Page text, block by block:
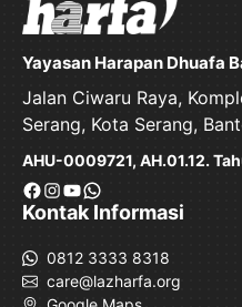
Yayasan Harapan Dhuafa
Jalan Ciwaru Raya,
Serang, Kota Serang,
AHU-0009721, AH.01.12.
Facebook
Instagram
YouTube
WhatsApp
Kontak Informasi
0812 3333 8318
care@lazharfa.org